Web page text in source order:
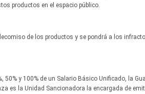
productos en el espacio público.
de los productos y se pondrá a los
50% y 100% de un Salario Básico Unificado, la
es la Unidad Sancionadora la encargada de